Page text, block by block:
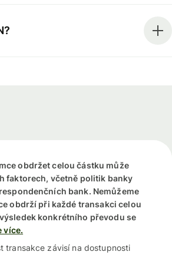
obdržet celou částku může
faktorech, včetně politik banky
bank. Nemůžeme
obdrží při každé transakci celou
konkrétního převodu se
více.
transakce závisí na dostupnosti